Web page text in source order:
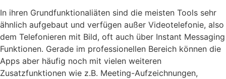
In ihren Grundfunktionaliäten sind die meisten Tools sehr
ähnlich aufgebaut und verfügen außer Videotelefonie, also
dem Telefonieren mit Bild, oft auch über Instant Messaging
Funktionen. Gerade im professionellen Bereich können die
Apps aber häufig noch mit vielen weiteren
Zusatzfunktionen wie z.B. Meeting-Aufzeichnungen,